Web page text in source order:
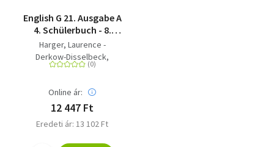
English G 21. Ausgabe A
4. Schülerbuch - 8.
Schuljahr
Harger, Laurence -
Derkow-Disselbeck,
Barbara - Christie, David -
Susan
Online ár:
12 447 Ft
Eredeti ár: 13 102 Ft